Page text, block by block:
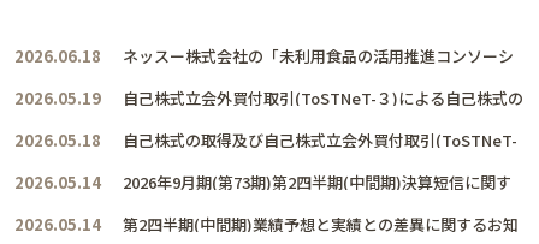
2026.06.18 ネッスー株式会社の「未利用食品の活用推進コンソーシ
2026.05.19
自己株式立会外買付取引(ToSTNeT-３)による自己株式の
2026.05.18
自己株式の取得及び自己株式立会外買付取引(ToSTNeT-
2026.05.14
2026年9月期(第73期)第2四半期(中間期)決算短信に関す
2026.05.14
第2四半期(中間期)業績予想と実績との差異に関するお知